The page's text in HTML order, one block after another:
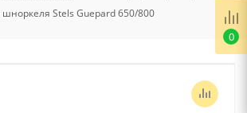
шноркеля Stels Guepard 650/800
0